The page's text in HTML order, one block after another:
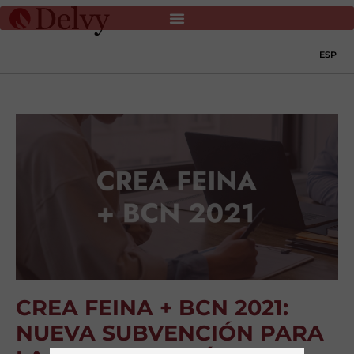
ESP
CREA FEINA + BCN 2021:
NUEVA SUBVENCIÓN PARA